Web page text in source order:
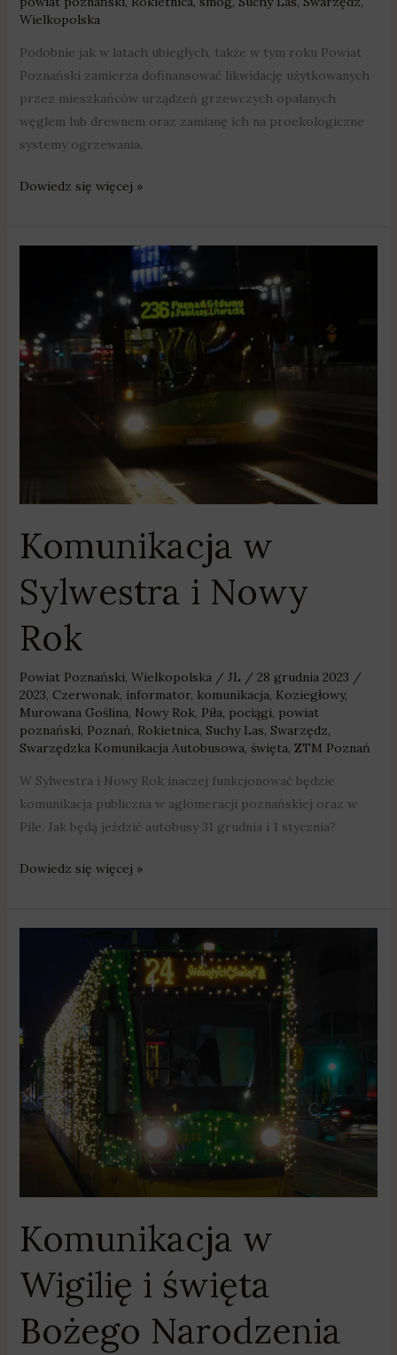
Wielkopolska
Podobnie jak w latach ubiegłych, także w tym roku Powiat
Poznański zamierza dofinansować likwidację użytkowanych
przez mieszkańców urządzeń grzewczych opalanych
węglem lub drewnem oraz zamianę ich na proekologiczne
systemy ogrzewania.
Dowiedz się więcej »
Komunikacja w
Sylwestra i Nowy
Rok
Powiat Poznański, Wielkopolska/ JL / 28 grudnia 2023 /
2023, Czerwonak, informator, komunikacja, Koziegłowy,
Murowana Goślina, Nowy Rok, Piła, pociągi, powiat
poznański, Poznań, Rokietnica, Suchy Las, Swarzędz,
Swarzędzka Komunikacja Autobusowa, święta, ZTM Poznań
W Sylwestra i Nowy Rok inaczej funkcjonować będzie
komunikacja publiczna w aglomeracji poznańskiej oraz w
Pile. Jak będą jeździć autobusy 31 grudnia i 1 stycznia?
Nowy
Rok
Dowiedz się więcej »
Komunikacja w
Wigilię i święta
Bożego Narodzenia
święta
Bożego
Narodzenia